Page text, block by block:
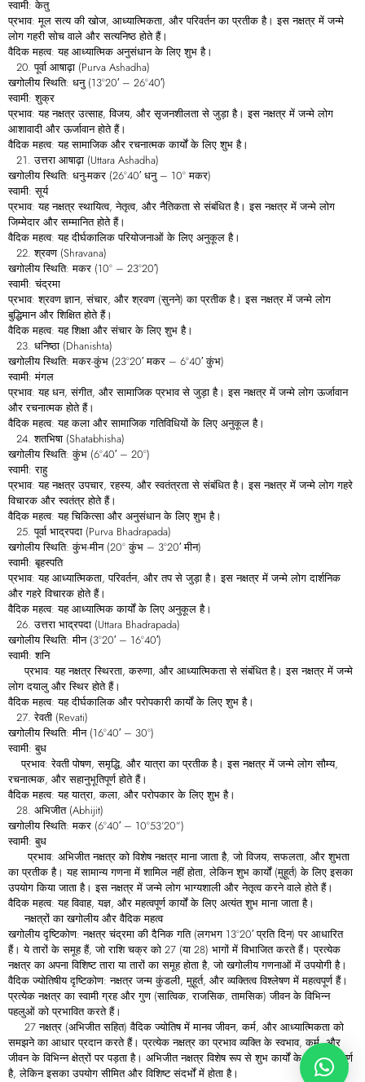
स्वामी: केतु
प्रभाव: मूल सत्य की खोज, आध्यात्मिकता, और परिवर्तन का प्रतीक है। इस नक्षत्र में जन्मे
लोग गहरी सोच वाले और सत्यनिष्ठ होते हैं।
वैदिक महत्व: यह आध्यात्मिक अनुसंधान के लिए शुभ है।
पूर्वा आषाढ़ा (Purva Ashadha)
खगोलीय स्थिति: धनु (13°20′ – 26°40′)
स्वामी: शुक्र
प्रभाव: यह नक्षत्र उत्साह, विजय, और सृजनशीलता से जुड़ा है। इस नक्षत्र में जन्मे लोग
आशावादी और ऊर्जावान होते हैं।
वैदिक महत्व: यह सामाजिक और रचनात्मक कार्यों के लिए शुभ है।
उत्तरा आषाढ़ा (Uttara Ashadha)
खगोलीय स्थिति: धनु-मकर (26°40′ धनु – 10° मकर)
स्वामी: सूर्य
प्रभाव: यह नक्षत्र स्थायित्व, नेतृत्व, और नैतिकता से संबंधित है। इस नक्षत्र में जन्मे लोग
जिम्मेदार और सम्मानित होते हैं।
वैदिक महत्व: यह दीर्घकालिक परियोजनाओं के लिए अनुकूल है।
श्रवण (Shravana)
खगोलीय स्थिति: मकर (10° – 23°20′)
स्वामी: चंद्रमा
प्रभाव: श्रवण ज्ञान, संचार, और श्रवण (सुनने) का प्रतीक है। इस नक्षत्र में जन्मे लोग
बुद्धिमान और शिक्षित होते हैं।
वैदिक महत्व: यह शिक्षा और संचार के लिए शुभ है।
धनिष्ठा (Dhanishta)
खगोलीय स्थिति: मकर-कुंभ (23°20′ मकर – 6°40′ कुंभ)
स्वामी: मंगल
प्रभाव: यह धन, संगीत, और सामाजिक प्रभाव से जुड़ा है। इस नक्षत्र में जन्मे लोग ऊर्जावान
और रचनात्मक होते हैं।
वैदिक महत्व: यह कला और सामाजिक गतिविधियों के लिए अनुकूल है।
शतभिषा (Shatabhisha)
खगोलीय स्थिति: कुंभ (6°40′ – 20°)
स्वामी: राहु
प्रभाव: यह नक्षत्र उपचार, रहस्य, और स्वतंत्रता से संबंधित है। इस नक्षत्र में जन्मे लोग गहरे
विचारक और स्वतंत्र होते हैं।
वैदिक महत्व: यह चिकित्सा और अनुसंधान के लिए शुभ है।
पूर्वा भाद्रपदा (Purva Bhadrapada)
खगोलीय स्थिति: कुंभ-मीन (20° कुंभ – 3°20′ मीन)
स्वामी: बृहस्पति
प्रभाव: यह आध्यात्मिकता, परिवर्तन, और तप से जुड़ा है। इस नक्षत्र में जन्मे लोग दार्शनिक
और गहरे विचारक होते हैं।
वैदिक महत्व: यह आध्यात्मिक कार्यों के लिए अनुकूल है।
उत्तरा भाद्रपदा (Uttara Bhadrapada)
खगोलीय स्थिति: मीन (3°20′ – 16°40′)
स्वामी: शनि
प्रभाव: यह नक्षत्र स्थिरता, करुणा, और आध्यात्मिकता से संबंधित है। इस नक्षत्र में जन्मे
लोग दयालु और स्थिर होते हैं।
वैदिक महत्व: यह दीर्घकालिक और परोपकारी कार्यों के लिए शुभ है।
रेवती (Revati)
खगोलीय स्थिति: मीन (16°40′ – 30°)
स्वामी: बुध
प्रभाव: रेवती पोषण, समृद्धि, और यात्रा का प्रतीक है। इस नक्षत्र में जन्मे लोग सौम्य,
रचनात्मक, और सहानुभूतिपूर्ण होते हैं।
वैदिक महत्व: यह यात्रा, कला, और परोपकार के लिए शुभ है।
अभिजीत (Abhijit)
खगोलीय स्थिति: मकर (6°40′ – 10°53’20”)
स्वामी: बुध
प्रभाव: अभिजीत नक्षत्र को विशेष नक्षत्र माना जाता है, जो विजय, सफलता, और शुभता
का प्रतीक है। यह सामान्य गणना में शामिल नहीं होता, लेकिन शुभ कार्यों (मुहूर्त) के लिए इसका
उपयोग किया जाता है। इस नक्षत्र में जन्मे लोग भाग्यशाली और नेतृत्व करने वाले होते हैं।
वैदिक महत्व: यह विवाह, यज्ञ, और महत्वपूर्ण कार्यों के लिए अत्यंत शुभ माना जाता है।
नक्षत्रों का खगोलीय और वैदिक महत्व
खगोलीय दृष्टिकोण: नक्षत्र चंद्रमा की दैनिक गति (लगभग 13°20′ प्रति दिन) पर आधारित
हैं। ये तारों के समूह हैं, जो राशि चक्र को 27 (या 28) भागों में विभाजित करते हैं। प्रत्येक
नक्षत्र का अपना विशिष्ट तारा या तारों का समूह होता है, जो खगोलीय गणनाओं में उपयोगी है।
वैदिक ज्योतिषीय दृष्टिकोण: नक्षत्र जन्म कुंडली, मुहूर्त, और व्यक्तित्व विश्लेषण में महत्वपूर्ण हैं।
प्रत्येक नक्षत्र का स्वामी ग्रह और गुण (सात्विक, राजसिक, तामसिक) जीवन के विभिन्न
पहलुओं को प्रभावित करते हैं।
27 नक्षत्र (अभिजीत सहित) वैदिक ज्योतिष में मानव जीवन, कर्म, और आध्यात्मिकता को
समझने का आधार प्रदान करते हैं। प्रत्येक नक्षत्र का प्रभाव व्यक्ति के स्वभाव, कर्म, और
जीवन के विभिन्न क्षेत्रों पर पड़ता है। अभिजीत नक्षत्र विशेष रूप से शुभ कार्यों के लिए महत्वपूर्ण
है, लेकिन इसका उपयोग सीमित और विशिष्ट संदर्भों में होता है।